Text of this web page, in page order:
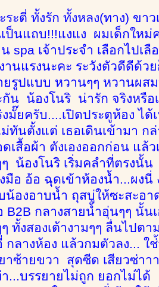
ะตี่ ทั้งรัก ทั้งหลง(ทาง) ขา
นแถบ!!!แงแง ผมเด็กใหม่
spa เจ้าประจำ เลือกไปเลื
นแรงนะคะ ระวังตัวดีดีด้ว
รูปแบบ หวานๆๆ หวานผส
น น้องโนริ น่ารัก จริงหรือ
ยครับ....เปิดประตูห้อง ได้
นตั้งแต่ เธอเดินเข้ามา ก
เสื้อผ้า ตังเองออกก่อน แล้
น้องโนริ เริ่มคลำที่ตรงนั้
อ้อ ฉุดเข้าห้องน้ำ...ผงนี่ ง
องอาบน้ำ ถุสบู่ให้ซะสะอา
กลางสายน้ำอุ่นๆๆ นั้น
งสองเต้างามๆๆ ลื่นไปตา
ลางห้อง แล้วกมตัวลง... ใช่้
าซ้ายขวา สุดซีด เสียวซ่าาา
บรรยายไม่ถูก ยอกไม่ได้